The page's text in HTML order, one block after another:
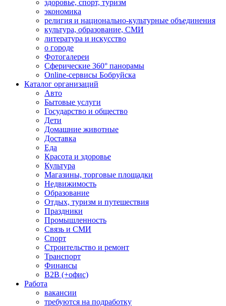
здоровье, спорт, туризм
экономика
религия и национально-культурные объединения
культура, образование, СМИ
литература и искусство
о городе
Фотогалереи
Сферические 360° панорамы
Online-сервисы Бобруйска
Каталог организаций
Авто
Бытовые услуги
Государство и общество
Дети
Домашние животные
Доставка
Еда
Красота и здоровье
Культура
Магазины, торговые площадки
Недвижимость
Образование
Отдых, туризм и путешествия
Праздники
Промышленность
Связь и СМИ
Спорт
Строительство и ремонт
Транспорт
Финансы
B2B (+офис)
Работа
вакансии
требуются на подработку